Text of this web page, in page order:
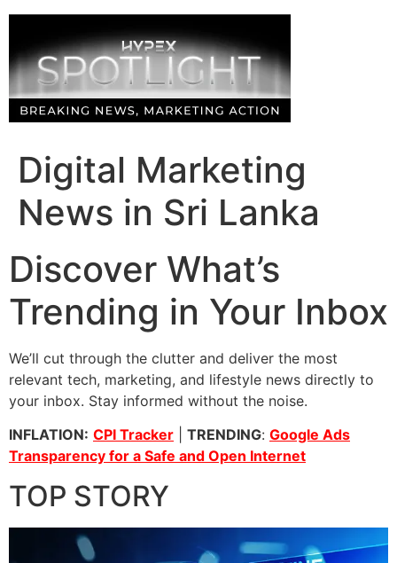
Skip
content
Digital Marketing
News in Sri Lanka
Discover What’s
Trending in Your Inbox
We’ll cut through the clutter and deliver the most
relevant tech, marketing, and lifestyle news directly to
your inbox. Stay informed without the noise.
INFLATION: CPI Tracker TRENDING: Google Ads
Transparency for a Safe and Open Internet
TOP STORY